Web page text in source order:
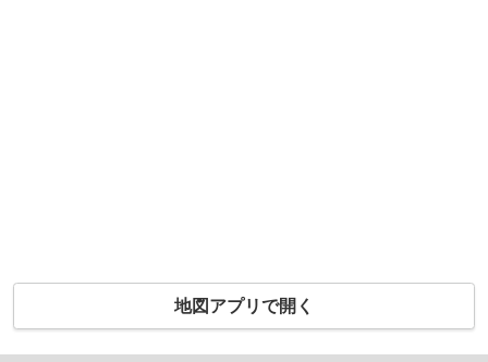
地図アプリで開く